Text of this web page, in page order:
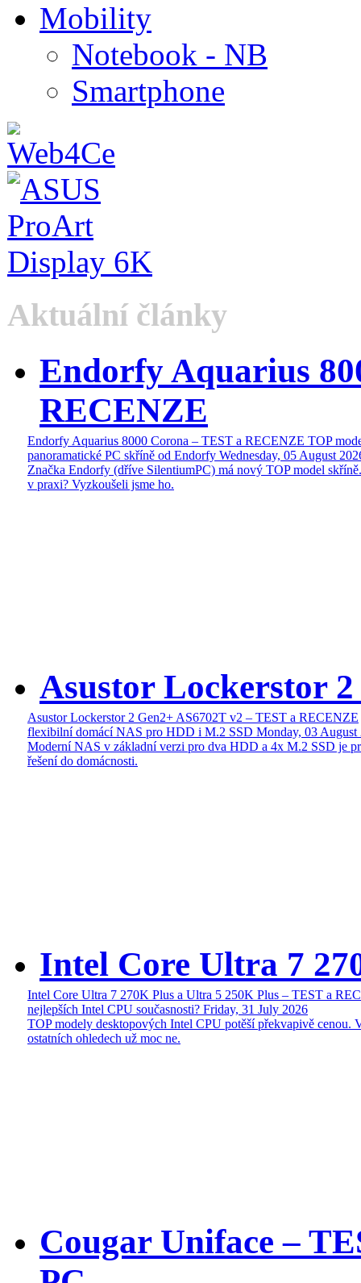
Mobility
Notebook - NB
Smartphone
Aktuální články
Endorfy Aquarius
RECENZE
Endorfy Aquarius 8000 Corona – TEST a RECENZE TOP
panoramatické PC skříně od Endorfy Wednesday, 05 August
Značka Endorfy (dříve SilentiumPC) má nový TOP model
v praxi? Vyzkoušeli jsme ho.
Asustor Lockerstor
Asustor Lockerstor 2 Gen2+ AS6702T v2 – TEST a RECENZE
flexibilní domácí NAS pro HDD i M.2 SSD Monday, 03 August
Moderní NAS v základní verzi pro dva HDD a 4x M.2 SSD je
řešení do domácnosti.
Intel Core Ultra 7
Intel Core Ultra 7 270K Plus a Ultra 5 250K Plus – TEST a
nejlepších Intel CPU současnosti? Friday, 31 July 2026
TOP modely desktopových Intel CPU potěší překvapivě cenou.
ostatních ohledech už moc ne.
Cougar Uniface –